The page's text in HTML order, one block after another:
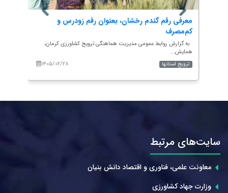
معرفی رقم گندم رخشان، بعنوان رقم زودرس و
کم‌مصرف
به گزارش روابط عمومی مدیریت هماهنگی ترویج کشاورزی کرمان،
همایش...
۱۴۰۵/۰۲/۲۸
ترویج استانها
سایت‌های مرتبط
معاونت علمی، فناوری و اقتصاد دانش بنیان
وزارت جهاد کشاورزی